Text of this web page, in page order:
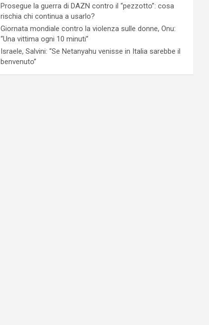
Prosegue la guerra di DAZN contro il “pezzotto”: cosa
rischia chi continua a usarlo?
Giornata mondiale contro la violenza sulle donne, Onu:
“Una vittima ogni 10 minuti”
Israele, Salvini: “Se Netanyahu venisse in Italia sarebbe il
benvenuto”